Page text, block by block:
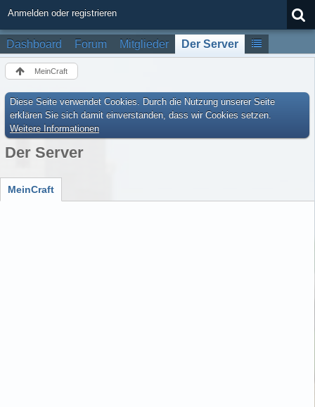
Anmelden oder registrieren
Dashboard Forum Mitglieder Der Server
MeinCraft
Diese Seite verwendet Cookies. Durch die Nutzung unserer Seite
erklären Sie sich damit einverstanden, dass wir Cookies setzen.
Weitere Informationen
Der Server
MeinCraft